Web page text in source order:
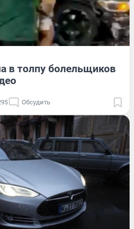
в толпу болельщиков
Обсудить